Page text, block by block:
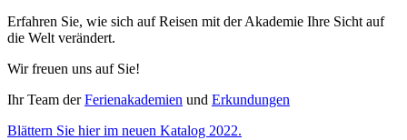
Erfahren Sie, wie sich auf Reisen mit der Akademie Ihre Sicht auf
die Welt verändert.
Wir freuen uns auf Sie!
Ihr Team derFerienakademien und Erkundungen
Blättern Sie hier im neuen Katalog 2022.